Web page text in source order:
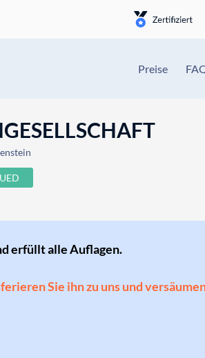
Preise
erfüllt alle Auflagen.
Sie ihn zu uns und